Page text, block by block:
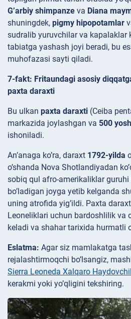
G’arbiy shimpanze va Diana
shuningdek, pigmy hipopotamlar
sudralib yuruvchilar va kapalaklar
tabiatga yashash joyi beradi, bu
muhofazasi sayti qiladi.
7-fakt: Fritaundagi asosiy
paxta daraxti
Bu ulkan paxta daraxti (Ceiba
markazida joylashgan va 500
ishoniladi.
An’anaga ko’ra, daraxt 1792-yilda
o’shanda Nova Shotlandiyadan
sobiq qul afro-amerikaliklar
bo’ladigan joyga yetib kelganda
uning atrofida yig’ildi. Paxta
Leoneliklari uchun bardoshlilik va
keladi va shahar tarixida hurmatli
Eslatma: Agar siz mamlakatga
rejalashtirmoqchi bo’lsangiz,
Sierra Leoneda Xalqaro
kerakmi yoki yo’qligini tekshiring.